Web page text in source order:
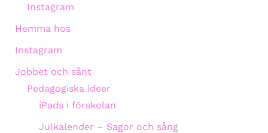
Instagram
Hemma hos
Instagram
Jobbet och sånt
Pedagogiska ideer
iPads i förskolan
Julkalender – Sagor och sång